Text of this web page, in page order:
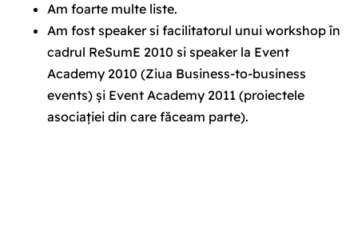
Am foarte multe liste.
Am fost speaker si facilitatorul unui workshop în
cadrul ReSumE 2010 si speaker la Event
Academy 2010 (Ziua Business-to-business
events) și Event Academy 2011 (proiectele
asociației din care făceam parte).